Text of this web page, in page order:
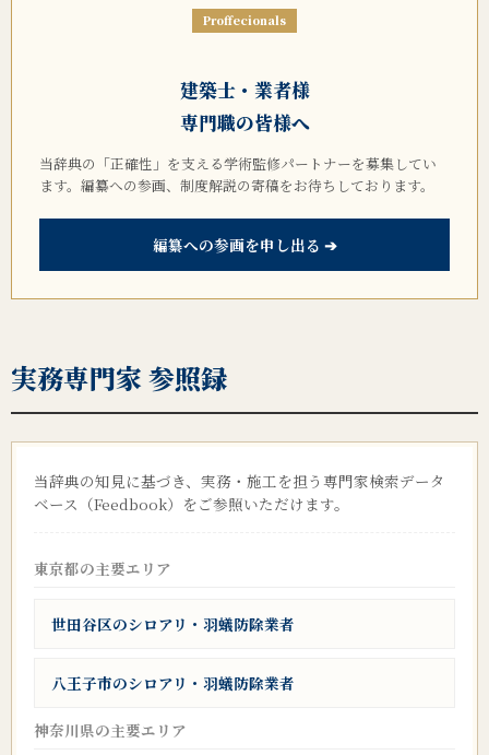
Proffecionals
建築士・業者様
専門職の皆様へ
当辞典の「正確性」を支える学術監修パートナーを募集してい
ます。編纂への参画、制度解説の寄稿をお待ちしております。
編纂への参画を申し出る ➔
実務専門家 参照録
当辞典の知見に基づき、実務・施工を担う専門家検索データ
ベース（Feedbook）をご参照いただけます。
東京都の主要エリア
世田谷区のシロアリ・羽蟻防除業者
八王子市のシロアリ・羽蟻防除業者
神奈川県の主要エリア